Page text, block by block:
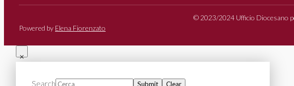
© 2023/2024 Ufficio Diocesano
Powered by Elena Fiorenzato
Search Submit Clear